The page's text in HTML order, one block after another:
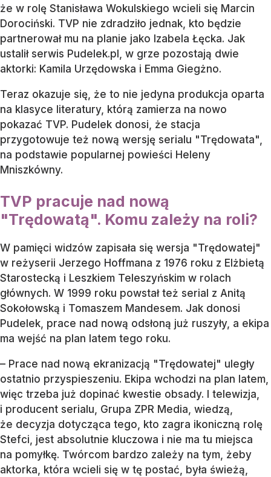
że w rolę Stanisława Wokulskiego wcieli się Marcin
Dorociński. TVP nie zdradziło jednak, kto będzie
partnerował mu na planie jako Izabela Łęcka. Jak
ustalił serwis Pudelek.pl, w grze pozostają dwie
aktorki: Kamila Urzędowska i Emma Giegżno.
Teraz okazuje się, że to nie jedyna produkcja oparta
na klasyce literatury, którą zamierza na nowo
pokazać TVP. Pudelek donosi, że stacja
przygotowuje też nową wersję serialu "Trędowata",
na podstawie popularnej powieści Heleny
Mniszkówny.
TVP pracuje nad nową
"Trędowatą". Komu zależy na roli?
W pamięci widzów zapisała się wersja "Trędowatej"
w reżyserii Jerzego Hoffmana z 1976 roku z Elżbietą
Starostecką i Leszkiem Teleszyńskim w rolach
głównych. W 1999 roku powstał też serial z Anitą
Sokołowską i Tomaszem Mandesem. Jak donosi
Pudelek, prace nad nową odsłoną już ruszyły, a ekipa
ma wejść na plan latem tego roku.
– Prace nad nową ekranizacją "Trędowatej" uległy
ostatnio przyspieszeniu. Ekipa wchodzi na plan latem,
więc trzeba już dopinać kwestie obsady. I telewizja,
i producent serialu, Grupa ZPR Media, wiedzą,
że decyzja dotycząca tego, kto zagra ikoniczną rolę
Stefci, jest absolutnie kluczowa i nie ma tu miejsca
na pomyłkę. Twórcom bardzo zależy na tym, żeby
aktorka, która wcieli się w tę postać, była świeżą,